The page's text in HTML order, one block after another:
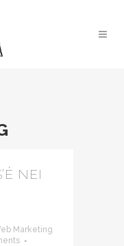
NEI
Marketing